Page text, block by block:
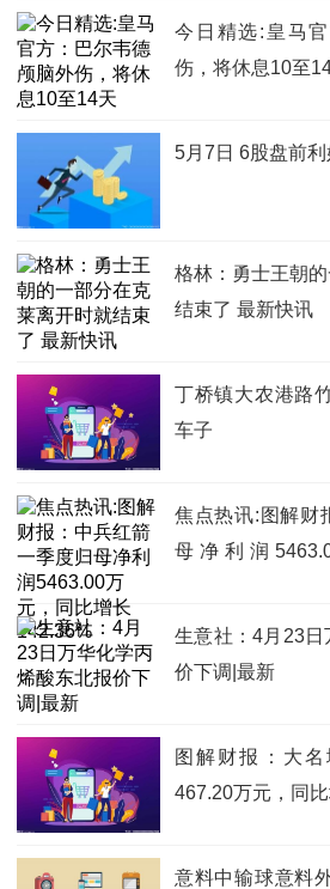
今日精选:皇马
伤，将休息10至
5月7日 6股盘前
格林：勇士王朝
结束了 最新快讯
丁桥镇大农港路
车子
焦点热讯:图解财
母净利润
生意社：4月23
价下调|最新
图解财报：大
467.20万元，同
意料中输球意料